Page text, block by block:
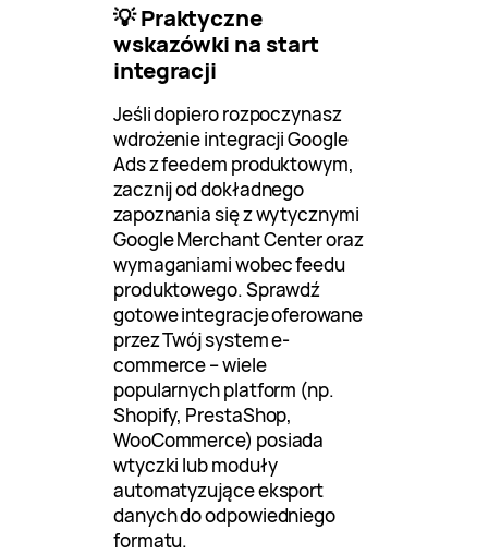
💡 Praktyczne
wskazówki na start
integracji
Jeśli dopiero rozpoczynasz
wdrożenie integracji Google
Ads z feedem produktowym,
zacznij od dokładnego
zapoznania się z wytycznymi
Google Merchant Center oraz
wymaganiami wobec feedu
produktowego. Sprawdź
gotowe integracje oferowane
przez Twój system e-
commerce – wiele
popularnych platform (np.
Shopify, PrestaShop,
WooCommerce) posiada
wtyczki lub moduły
automatyzujące eksport
danych do odpowiedniego
formatu.